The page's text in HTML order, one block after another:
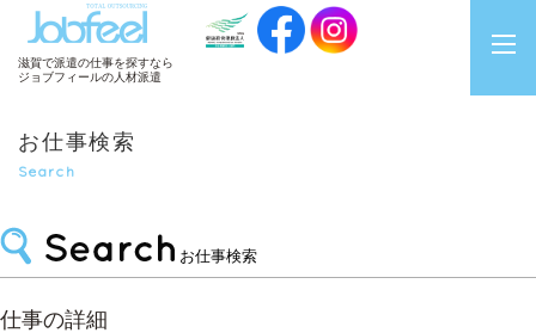
JobFeel
滋賀で派遣の仕事を探すなら
ジョブフィールの人材派遣
お仕事検索
Search
お仕事検索
仕事の詳細